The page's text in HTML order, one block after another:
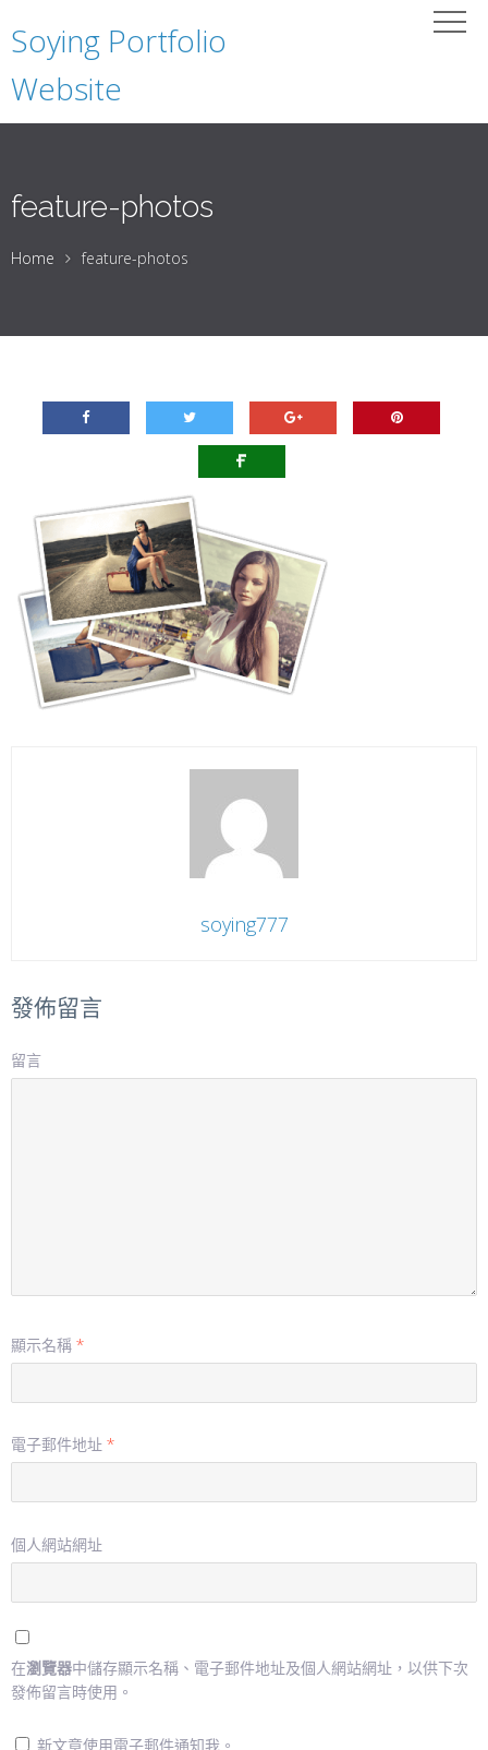
Soying Portfolio
Website
feature-photos
Home feature-photos
soying777
發佈留言
留言
顯示名稱 *
電子郵件地址 *
個人網站網址
在瀏覽器中儲存顯示名稱、電子郵件地址及個人網站網址，以供下次
發佈留言時使用。
新文章使用電子郵件通知我。